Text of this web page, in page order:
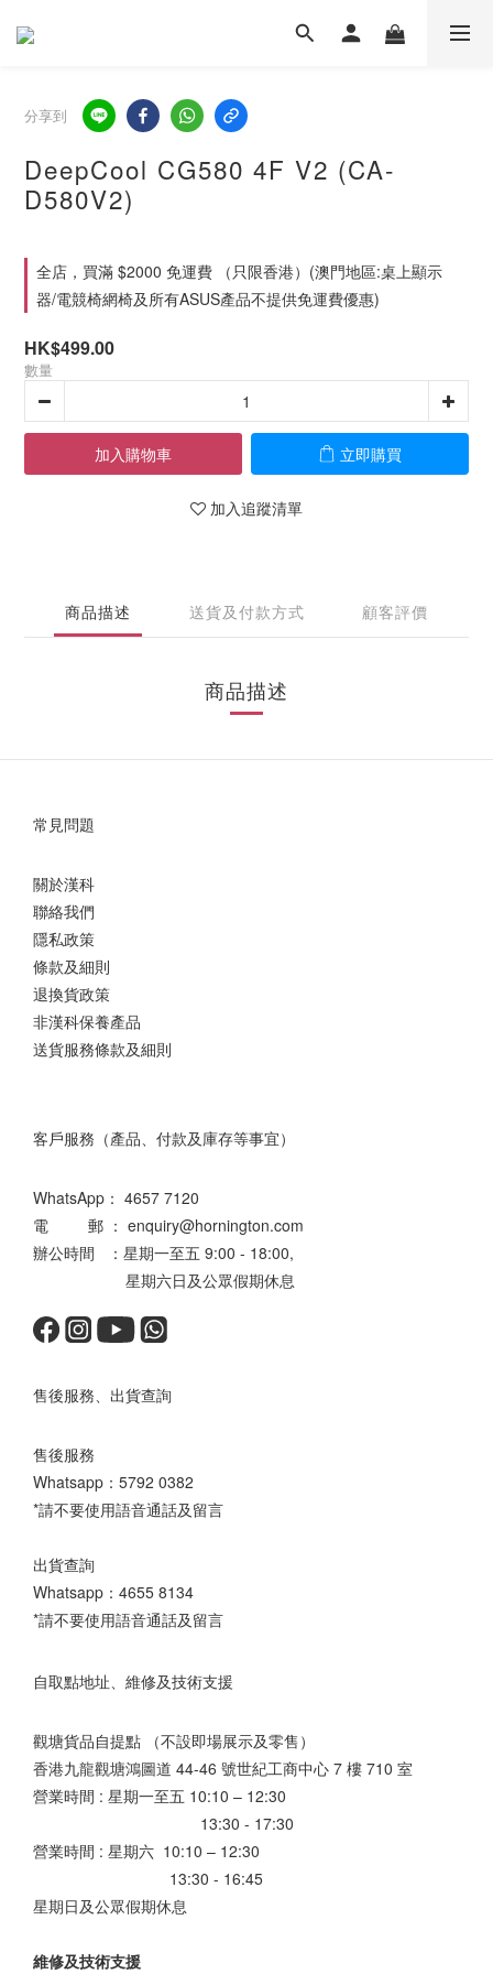
分享到
DeepCool CG580 4F V2 (CA-
D580V2)
全店，買滿 $2000 免運費 （只限香港）(澳門地區:桌上顯示
器/電競椅網椅及所有ASUS產品不提供免運費優惠)
HK$499.00
數量
加入購物車 立即購買
加入追蹤清單
商品描述 送貨及付款方式 顧客評價
商品描述
常見問題
關於漢科
聯絡我們
隱私政策
條款及細則
退換貨政策
非漢科保養產品
送貨服務條款及細則
客戶服務（產品、付款及庫存等事宜）
WhatsApp： 4657 7120
電 郵 ： enquiry@hornington.com
辦公時間 ：星期一至五 9:00 - 18:00,
星期六日及公眾假期休息
售後服務、出貨查詢
售後服務
Whatsapp： 5792 0382
*請不要使用語音通話及留言
出貨查詢
Whatsapp： 4655 8134
*請不要使用語音通話及留言
自取點地址、維修及技術支援
觀塘貨品自提點 （不設即場展示及零售）
香港九龍觀塘鴻圖道 44-46 號世紀工商中心 7 樓 710 室
營業時間 : 星期一至五 10:10 – 12:30
13:30 - 17:30
營業時間 : 星期六 10:10 – 12:30
13:30 - 16:45
星期日及公眾假期休息
維修及技術支援